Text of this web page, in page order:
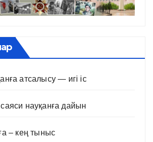
атсалысу — игі іс
науқанға дайын
– кең тыныс